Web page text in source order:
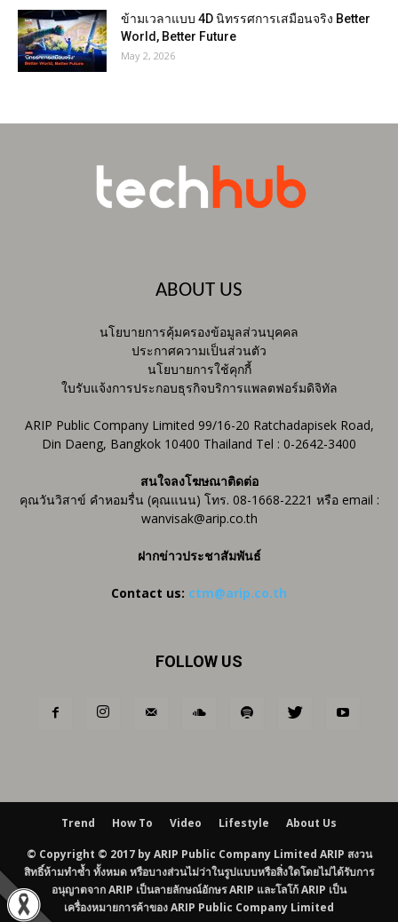
ข้ามเวลาแบบ 4D นิทรรศการเสมือนจริง Better
World, Better Future
May 2, 2026
ABOUT US
นโยบายการคุ้มครองข้อมูลส่วนบุคคล
ประกาศความเป็นส่วนตัว
นโยบายการใช้คุกกี้
ใบรับแจ้งการประกอบธุรกิจบริการแพลตฟอร์มดิจิทัล
ARIP Public Company Limited 99/16-20 Ratchadapisek Road,
Din Daeng, Bangkok 10400 Thailand Tel : 0-2642-3400
สนใจลงโฆษณาติดต่อ
คุณวันวิสาข์ คำหอมรื่น (คุณแนน) โทร. 08-1668-2221 หรือ email :
wanvisak@arip.co.th
ฝากข่าวประชาสัมพันธ์
Contact us: ctm@arip.co.th
FOLLOW US
Trend How To Video Lifestyle About Us
© Copyright © 2017 by ARIP Public Company Limited ARIP สงวน
สิทธิ์ห้ามทำซ้ำ ทั้งหมด หรือบางส่วนไม่ว่าในรูปแบบหรือสิ่งใดโดยไม่ได้รับการ
อนุญาตจาก ARIP เป็นลายลักษณ์อักษร ARIP และโลโก้ ARIP เป็น
เครื่องหมายการค้าของ ARIP Public Company Limited